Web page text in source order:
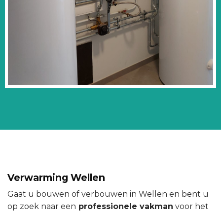
Verwarming Wellen
Gaat u bouwen of verbouwen in Wellen en bent u
op zoek naar een professionele vakman voor het